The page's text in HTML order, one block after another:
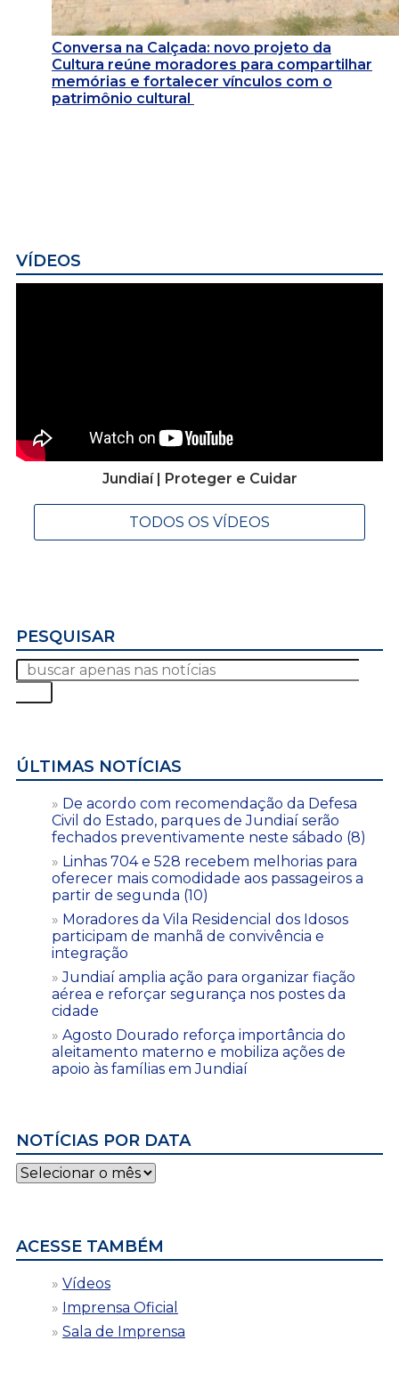
Conversa na Calçada: novo projeto da
Cultura reúne moradores para compartilhar
memórias e fortalecer vínculos com o
patrimônio cultural
VÍDEOS
Jundiaí | Proteger e Cuidar
TODOS OS VÍDEOS
PESQUISAR
ÚLTIMAS NOTÍCIAS
De acordo com recomendação da Defesa
Civil do Estado, parques de Jundiaí serão
fechados preventivamente neste sábado (8)
Linhas 704 e 528 recebem melhorias para
oferecer mais comodidade aos passageiros a
partir de segunda (10)
Moradores da Vila Residencial dos Idosos
participam de manhã de convivência e
integração
Jundiaí amplia ação para organizar fiação
aérea e reforçar segurança nos postes da
cidade
Agosto Dourado reforça importância do
aleitamento materno e mobiliza ações de
apoio às famílias em Jundiaí
NOTÍCIAS POR DATA
Notícias
por
ACESSE TAMBÉM
Vídeos
Imprensa Oficial
Sala de Imprensa